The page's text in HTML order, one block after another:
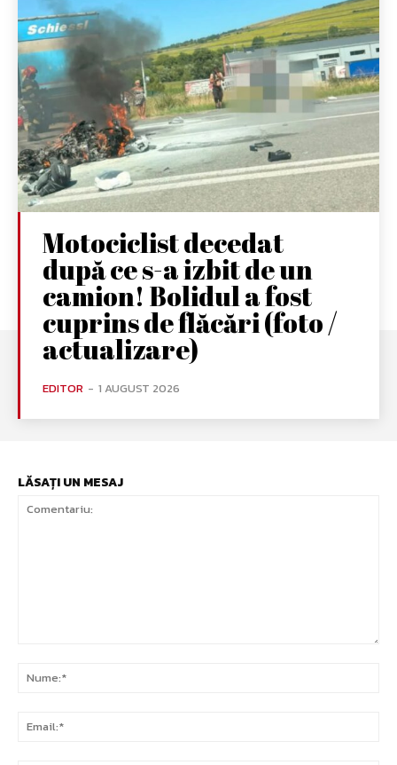
Motociclist decedat
după ce s-a izbit de un
camion! Bolidul a fost
cuprins de flăcări (foto /
actualizare)
EDITOR - 1 AUGUST 2026
LĂSAȚI UN MESAJ